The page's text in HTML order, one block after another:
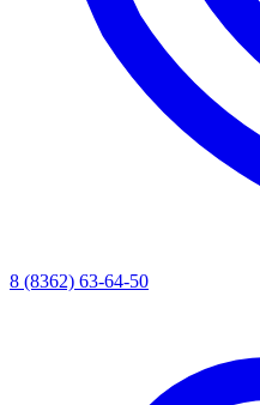
8 (8362) 63-64-50